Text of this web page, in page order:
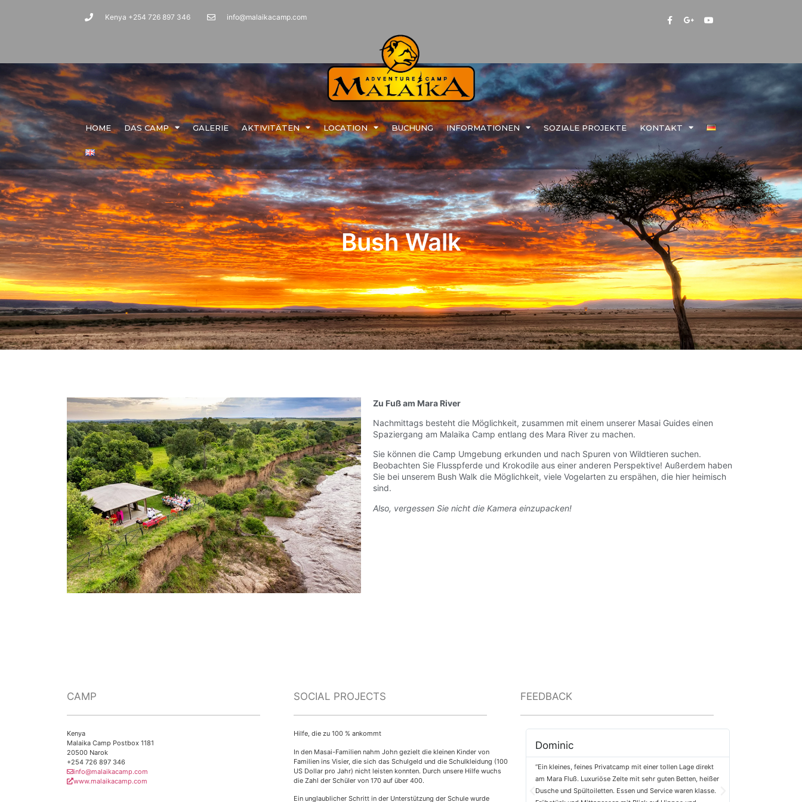
Kenya +254 726 897 346 info@malaikacamp.com
HOME DAS CAMP GALERIE AKTIVITÄTEN LOCATION BUCHUNG INFORMATIONEN SOZIALE PROJEKTE KONTAKT
Bush Walk
Bush Walk
Zu Fuß am Mara River
Nachmittags besteht die Möglichkeit, zusammen mit einem unserer Masai Guides einen
Spaziergang am Malaika Camp entlang des Mara River zu machen.
Sie können die Camp Umgebung erkunden und nach Spuren von Wildtieren suchen.
Beobachten Sie Flusspferde und Krokodile aus einer anderen Perspektive! Außerdem haben
Sie bei unserem Bush Walk die Möglichkeit, viele Vogelarten zu erspähen, die hier heimisch
sind.
Also, vergessen Sie nicht die Kamera einzupacken!
CAMP
Kenya
Malaika Camp Postbox 1181
20500 Narok
+254 726 897 346
info@malaikacamp.com
www.malaikacamp.com
SOCIAL PROJECTS
Hilfe, die zu 100 % ankommt
In den Masai-Familien nahm John gezielt die kleinen Kinder von
Familien ins Visier, die sich das Schulgeld und die Schulkleidung (100
US Dollar pro Jahr) nicht leisten konnten. Durch unsere Hilfe wuchs
die Zahl der Schüler von 170 auf über 400.
Ein unglaublicher Schritt in der Unterstützung der Schule wurde
FEEDBACK
Dominic
“Ein kleines, feines Privatcamp mit einer tollen Lage direkt
am Mara Fluß. Luxuriöse Zelte mit sehr guten Betten, heißer
Dusche und Spültoiletten. Essen und Service waren klasse.